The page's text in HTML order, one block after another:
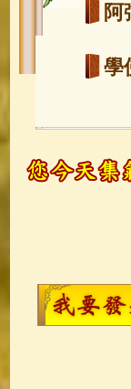
阿
學
玉
觀
金